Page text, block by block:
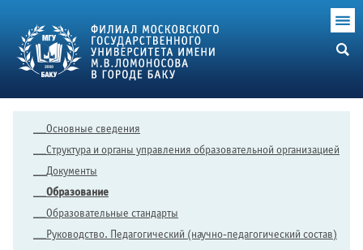
Основные сведения
Структура и органы управления образовательной организацией
Документы
Образование
Образовательные стандарты
Руководство. Педагогический (научно-педагогический состав)